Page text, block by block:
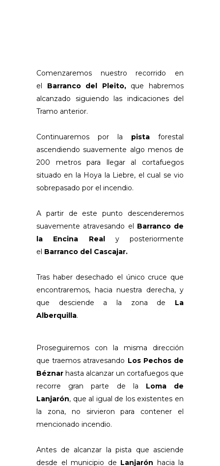
Comenzaremos nuestro recorrido en
el Barranco del Pleito, que habremos
alcanzado siguiendo las indicaciones del
Tramo anterior.
Continuaremos por la pista forestal
ascendiendo suavemente algo menos de
200 metros para llegar al cortafuegos
situado en la Hoya la Liebre, el cual se vio
sobrepasado por el incendio.
A partir de este punto descenderemos
suavemente atravesando el Barranco de
la Encina Real
y posteriormente
el Barranco del Cascajar.
Tras haber desechado el único cruce que
encontraremos, hacia nuestra derecha, y
que desciende a la zona de La
Alberquilla.
Proseguiremos con la misma dirección
que traemos atravesando Los Pechos de
Béznar hasta alcanzar un cortafuegos que
recorre gran parte de la Loma de
Lanjarón, que al igual de los existentes en
la zona, no sirvieron para contener el
mencionado incendio.
Antes de alcanzar la pista que asciende
desde el municipio de Lanjarón hacia la